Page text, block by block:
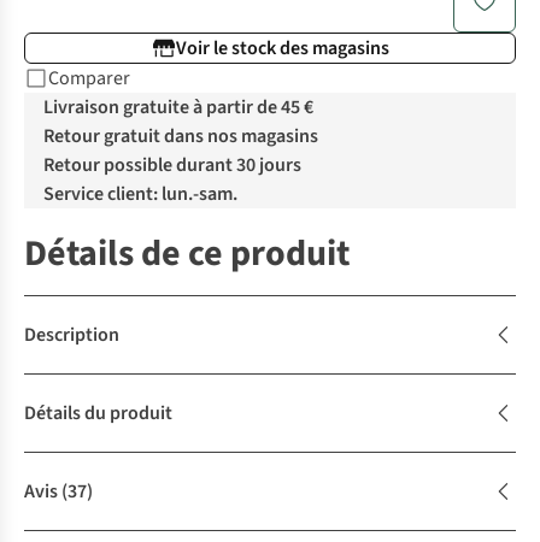
Voir le stock des magasins
Comparer
Livraison gratuite à partir de 45 €
Retour gratuit dans nos magasins
Retour possible durant 30 jours
Service client: lun.-sam.
Détails de ce produit
Description
Détails du produit
Avis(37)